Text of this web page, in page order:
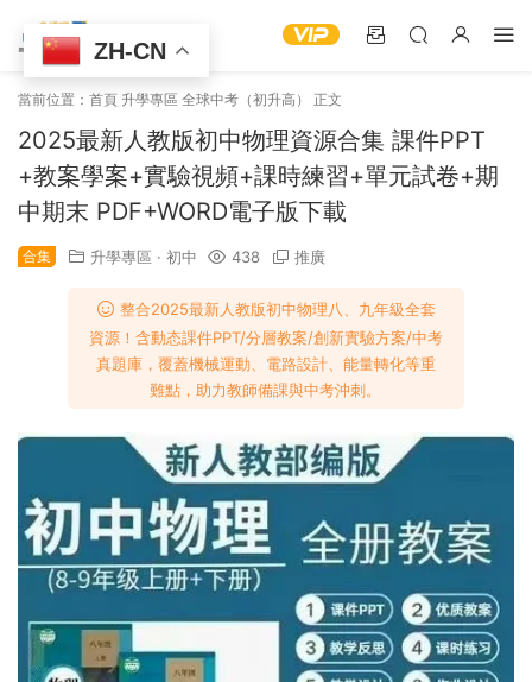
當前位置： 首頁 升學專區 全球中考（初升高） 正文
2025最新人教版初中物理資源合集 課件PPT
+教案學案+實驗視頻+課時練習+單元試卷+期
中期末 PDF+WORD電子版下載
合集 升學專區 · 初中 438 推廣
整合2025最新人教版初中物理八、九年級全套
資源！含動态課件PPT/分層教案/創新實驗方案/中考
真題庫，覆蓋機械運動、電路設計、能量轉化等重
難點，助力教師備課與中考沖刺。
ZH-CN